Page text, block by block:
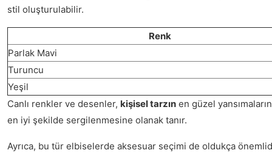
stil oluşturulabilir.
Renk
Parlak Mavi
Turuncu
Yeşil
Canlı renkler ve desenler, kişisel tarzın en güzel
en iyi şekilde sergilenmesine olanak tanır.
Ayrıca, bu tür elbiselerde aksesuar seçimi de oldukça